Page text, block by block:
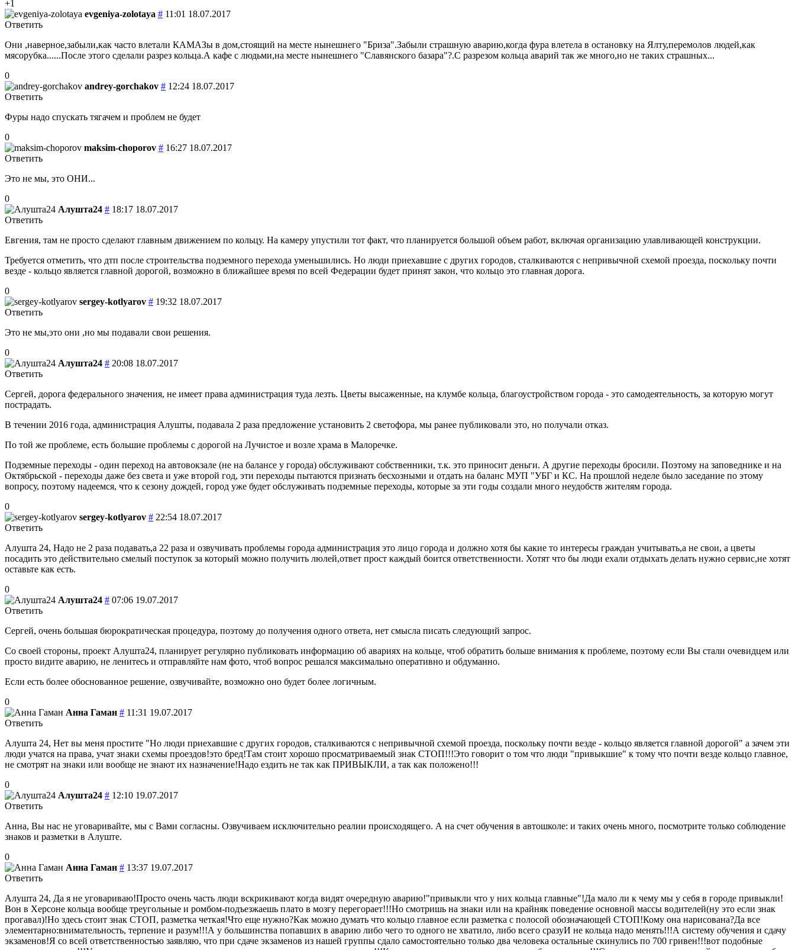
+1
evgeniya-zolotaya # 11:01 18.07.2017
Ответить
Они ,наверное,забыли,как часто влетали КАМАЗы в дом,стоящий на месте нынешнего "Бриза".Забыли страшную аварию,когда фура влетела в остановку на Ялту,перемолов людей,как
мясорубка......После этого сделали разрез кольца.А кафе с людьми,на месте нынешнего "Славянского базара"?.С разрезом кольца аварий так же много,но не таких страшных...
0
andrey-gorchakov # 12:24 18.07.2017
Ответить
Фуры надо спускать тягачем и проблем не будет
0
maksim-choporov # 16:27 18.07.2017
Ответить
Это не мы, это ОНИ...
0
Алушта24 # 18:17 18.07.2017
Ответить
Евгения, там не просто сделают главным движением по кольцу. На камеру упустили тот факт, что планируется большой объем работ, включая организацию улавливающей конструкции.
Требуется отметить, что дтп после строительства подземного перехода уменьшились. Но люди приехавшие с других городов, сталкиваются с непривычной схемой проезда, поскольку почти
везде - кольцо является главной дорогой, возможно в ближайшее время по всей Федерации будет принят закон, что кольцо это главная дорога.
0
sergey-kotlyarov # 19:32 18.07.2017
Ответить
Это не мы,это они ,но мы подавали свои решения.
0
Алушта24 # 20:08 18.07.2017
Ответить
Сергей, дорога федерального значения, не имеет права администрация туда лезть. Цветы высаженные, на клумбе кольца, благоустройством города - это самодеятельность, за которую могут
пострадать.
В течении 2016 года, администрация Алушты, подавала 2 раза предложение установить 2 светофора, мы ранее публиковали это, но получали отказ.
По той же проблеме, есть большие проблемы с дорогой на Лучистое и возле храма в Малоречке.
Подземные переходы - один переход на автовокзале (не на балансе у города) обслуживают собственники, т.к. это приносит деньги. А другие переходы бросили. Поэтому на заповеднике и на
Октябрьской - переходы даже без света и уже второй год, эти переходы пытаются признать бесхозными и отдать на баланс МУП "УБГ и КС. На прошлой неделе было заседание по этому
вопросу, поэтому надеемся, что к сезону дождей, город уже будет обслуживать подземные переходы, которые за эти годы создали много неудобств жителям города.
0
sergey-kotlyarov # 22:54 18.07.2017
Ответить
Алушта 24, Надо не 2 раза подавать,а 22 раза и озвучивать проблемы города администрация это лицо города и должно хотя бы какие то интересы граждан учитывать,а не свои, а цветы
посадить это действительно смелый поступок за который можно получить люлей,ответ прост каждый боится ответственности. Хотят что бы люди ехали отдыхать делать нужно сервис,не хотят
оставьте как есть.
0
Алушта24 # 07:06 19.07.2017
Ответить
Сергей, очень большая бюрократическая процедура, поэтому до получения одного ответа, нет смысла писать следующий запрос.
Со своей стороны, проект Алушта24, планирует регулярно публиковать информацию об авариях на кольце, чтоб обратить больше внимания к проблеме, поэтому если Вы стали очевидцем или
просто видите аварию, не ленитесь и отправляйте нам фото, чтоб вопрос решался максимально оперативно и обдуманно.
Если есть более обоснованное решение, озвучивайте, возможно оно будет более логичным.
0
Анна Гаман # 11:31 19.07.2017
Ответить
Алушта 24, Нет вы меня простите "Но люди приехавшие с других городов, сталкиваются с непривычной схемой проезда, поскольку почти везде - кольцо является главной дорогой" а зачем эти
люди учатся на права, учат знаки схемы проездов!это бред!Там стоит хорошо просматриваемый знак СТОП!!!Это говорит о том что люди "привыкшие" к тому что почти везде кольцо главное,
не смотрят на знаки или вообще не знают их назначение!Надо ездить не так как ПРИВЫКЛИ, а так как положено!!!
0
Алушта24 # 12:10 19.07.2017
Ответить
Анна, Вы нас не уговаривайте, мы с Вами согласны. Озвучиваем исключительно реалии происходящего. А на счет обучения в автошколе: и таких очень много, посмотрите только соблюдение
знаков и разметки в Алуште.
0
Анна Гаман # 13:37 19.07.2017
Ответить
Алушта 24, Да я не уговариваю!Просто очень часть люди вскрикивают когда видят очередную аварию!"привыкли что у них кольца главные"!Да мало ли к чему мы у себя в городе привыкли!
Вон в Херсоне кольца вообще треугольные и ромбом-подъезжаешь плато в мозгу перегорает!!!Но смотришь на знаки или на крайняк поведение основной массы водителей(ну это если знак
прогавал)!Но здесь стоит знак СТОП, разметка четкая!Что еще нужно?Как можно думать что кольцо главное если разметка с полосой обозначающей СТОП!Кому она нарисована?Да все
элементарно:внимательность, терпение и разум!!!А у большинства попавших в аварию либо чего то одного не хватило, либо всего сразуИ не кольца надо менять!!!А систему обучения и сдачу
экзаменов!Я со всей ответственностью заявляю, что при сдаче экзаменов из нашей группы сдало самостоятельно только два человека остальные скинулись по 700 гривен!!!вот подобные